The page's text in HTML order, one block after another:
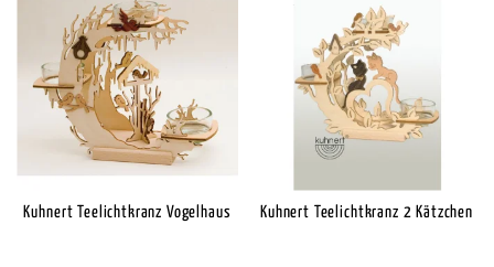
Kuhnert Teelichtkranz Vogelhaus Kuhnert Teelichtkranz 2 Kätzchen